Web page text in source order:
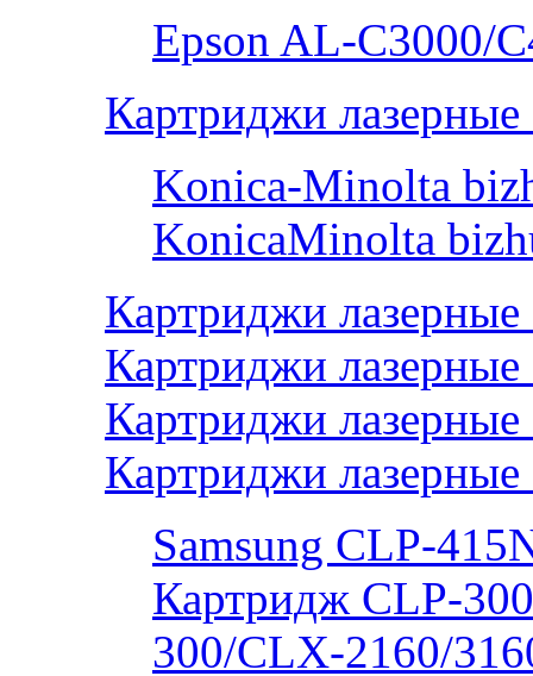
Epson AL-С3000/
Картриджи
Konica-Minolta
KonicaMinolta
Картриджи
Картриджи лазерные
Картриджи лазерные
Картриджи лазерные
Samsung CLP-
Картридж CLP-
300/CLX-2160/